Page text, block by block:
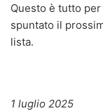
Questo è tutto
spuntato il
lista.
1 luglio 2025